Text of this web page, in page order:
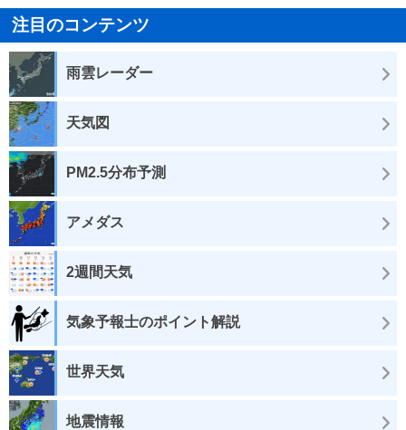
注目のコンテンツ
雨雲レーダー
天気図
PM2.5分布予測
アメダス
2週間天気
気象予報士のポイント解説
世界天気
地震情報